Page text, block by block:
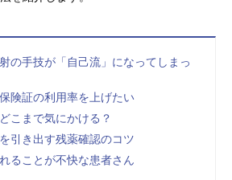
の手技が「自己流」になってしまっ
険証の利用率を上げたい
こまで気にかける？
引き出す残薬確認のコツ
ることが不快な患者さん